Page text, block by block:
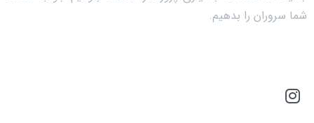
شما سروران را بدهیم.